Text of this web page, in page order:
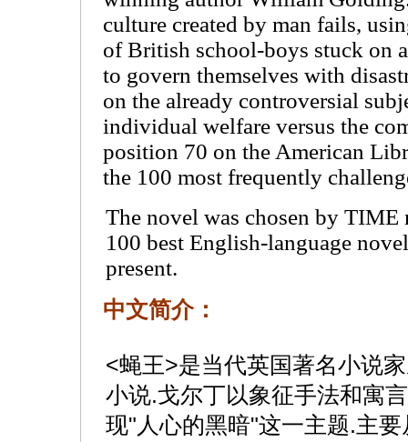
culture created by man fails,
of British school-boys stuck on
to govern themselves with
on the already controversial
individual welfare versus the
position 70 on the American
the 100 most frequently
The novel was chosen by TIME
100 best English-language
present.
中文简介：
<蝇王>是当代英国著名小说
小说.戈尔丁以象征手法和寓
现"人心的黑暗"这一主题.主